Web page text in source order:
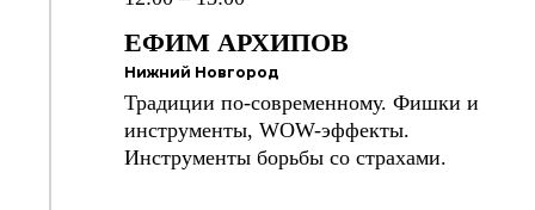
ЕФИМ АРХИПОВ
Нижний Новгород
Традиции по-современному. Фишки и
инструменты, WOW-эффекты.
Инструменты борьбы со страхами.